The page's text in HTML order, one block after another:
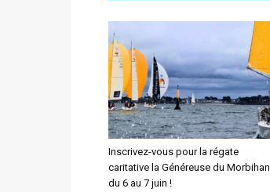
Inscrivez-vous pour la régate
caritative la Généreuse du Morbihan
du 6 au 7 juin !